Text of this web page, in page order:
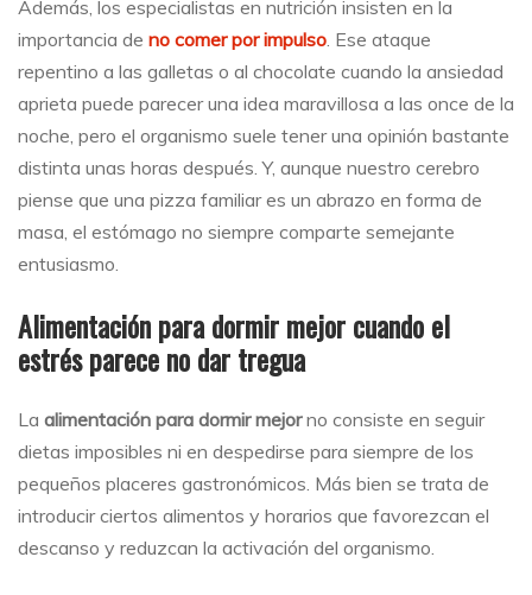
Además, los especialistas en nutrición insisten en la
importancia de no comer por impulso. Ese ataque
repentino a las galletas o al chocolate cuando la ansiedad
aprieta puede parecer una idea maravillosa a las once de la
noche, pero el organismo suele tener una opinión bastante
distinta unas horas después. Y, aunque nuestro cerebro
piense que una pizza familiar es un abrazo en forma de
masa, el estómago no siempre comparte semejante
entusiasmo.
Alimentación para dormir mejor cuando el
estrés parece no dar tregua
La alimentación para dormir mejorno consiste en seguir
dietas imposibles ni en despedirse para siempre de los
pequeños placeres gastronómicos. Más bien se trata de
introducir ciertos alimentos y horarios que favorezcan el
descanso y reduzcan la activación del organismo.